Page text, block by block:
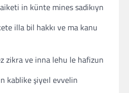
in künte mines sadikıyn
illa bil hakkı ve ma kanu
zikra ve inna lehu le hafizun
kablike şiyeıl evvelin